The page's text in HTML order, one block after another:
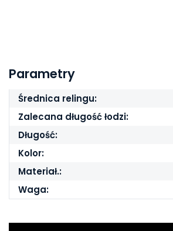
Parametry
Średnica relingu:
Zalecana długość łodzi:
Długość:
Kolor:
Materiał.:
Waga: